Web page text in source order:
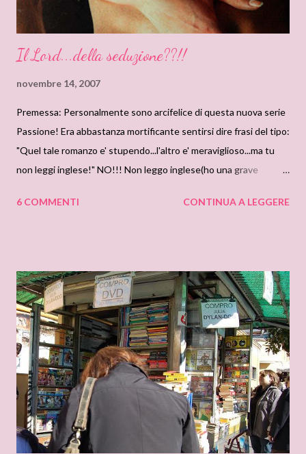
Il Lord...della seduzione??!!
novembre 14, 2007
Premessa: Personalmente sono arcifelice di questa nuova serie
Passione! Era abbastanza mortificante sentirsi dire frasi del tipo:
"Quel tale romanzo e' stupendo...l'altro e' meraviglioso...ma tu
non leggi inglese!" NO!!! Non leggo inglese(ho una grave
fare nemmeno lo sforzo(sempre a causa della stessa malattia!)
abbiamo letti,possiamo anche dire la nostra! Ed andiamo a
cominciare! Il lord della seduzione di Loretta Chase Ecco qui il
romanzo che ha suscitato tanti pareri contrastanti! Cosi tanti,
che abbiamo deci so un: PROCESSO AL LORD MASCALZONE!
6 COMMENTI CONTINUA A LEGGERE